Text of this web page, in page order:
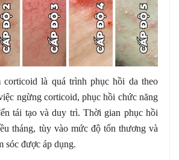
là quá trình phục hồi da theo
ngừng corticoid, phục hồi chức năng
tái tạo và duy trì. Thời gian phục hồi
tháng, tùy vào mức độ tổn thương và
sóc được áp dụng.